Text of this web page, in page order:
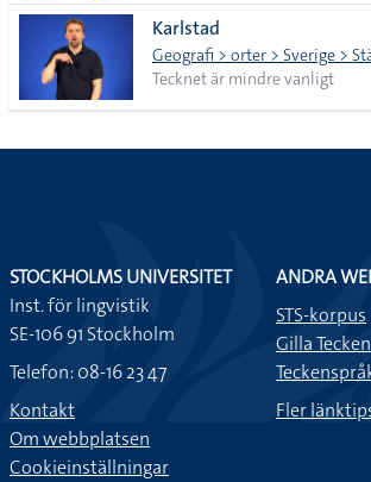
Karlstad
Geografi > orter > Sverige >
Tecknet är mindre vanligt
STOCKHOLMS UNIVERSITET
Inst. för lingvistik
SE-106 91 Stockholm
Telefon: 08-16 23 47
Kontakt
Om webbplatsen
Cookieinställningar
ANDRA
STS-korpus
Gilla Tecken
Fler